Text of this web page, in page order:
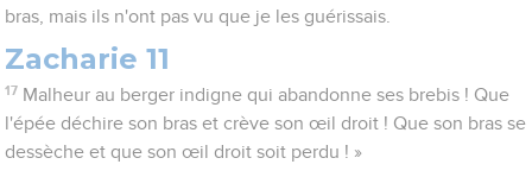
bras, mais ils n'ont pas vu que je les guérissais.
Zacharie 11
17 Malheur au berger indigne qui abandonne ses brebis ! Que
l'épée déchire son bras et crève son œil droit ! Que son bras se
dessèche et que son œil droit soit perdu ! »